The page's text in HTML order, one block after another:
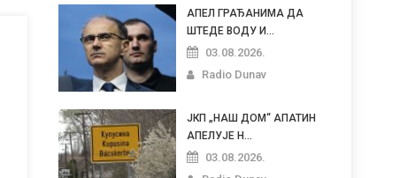
АПЕЛ ГРАЂАНИМА ДА
ШТЕДЕ ВОДУ И...
03.08.2026.
Radio Dunav
ЈКП „НАШ ДОМ“ АПАТИН
АПЕЛУЈЕ Н...
03.08.2026.